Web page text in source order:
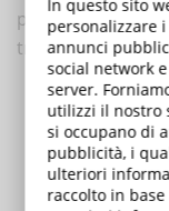
potrebbero
tra cui:
Costo elevato
piattaforme
rallentare
Problemi di
alta velocità in
In questo sito
personalizzare
annunci
social network
server.
utilizzi il nostro
si occupano di
pubblicità, i
ulteriori
raccolto in